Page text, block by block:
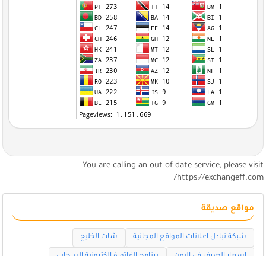
You are calling an out of date service, please visit
https://exchangeff.com/
مواقع صديقة
شبكة تبادل اعلانات المواقع المجانية شات الخليج